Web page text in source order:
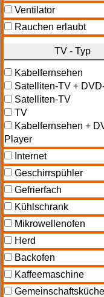
Ventilator
Rauchen erlaubt
TV - Typ
Kabelfernsehen
Satelliten-TV +
Satelliten-TV
TV
Kabelfernsehen +
Player
Internet
Geschirrspühler
Gefrierfach
Kühlschrank
Mikrowellenofen
Herd
Backofen
Kaffeemaschine
Gemeinschaftsküche